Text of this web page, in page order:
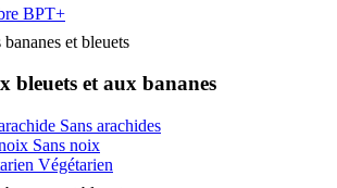
BPT+
bleuets et aux bananes
Sans arachides
Sans noix
Végétarien